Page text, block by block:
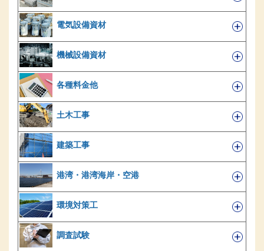
電気設備資材
機械設備資材
各種料金他
土木工事
建築工事
港湾・港湾海岸・空港
環境対策工
調査試験